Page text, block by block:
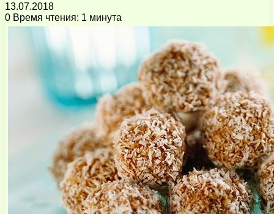
13.07.2018
0 Время чтения: 1 минута